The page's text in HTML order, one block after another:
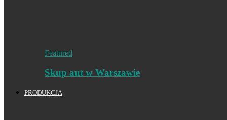
Featured
Skup aut w Warszawie
PRODUKCJA